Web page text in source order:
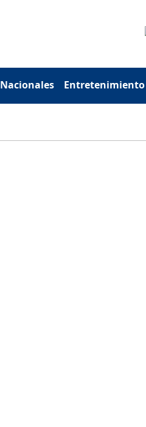
Nacionales Entretenimiento